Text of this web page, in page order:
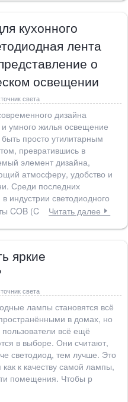
кухонного
лента
о
освещении
света
дизайна
и умного жилья освещение
просто утилитарным
превратившись в
элемент дизайна,
атмосферу, удобство и
Среди последних
индустрии светодиодного
COB (C
Читать далее
яркие
света
лампы становятся всё
в домах, но
всё ещё
в выборе. Они считают,
светодиод, тем лучше. Это
к качеству самой лампы,
помещения. Чтобы р